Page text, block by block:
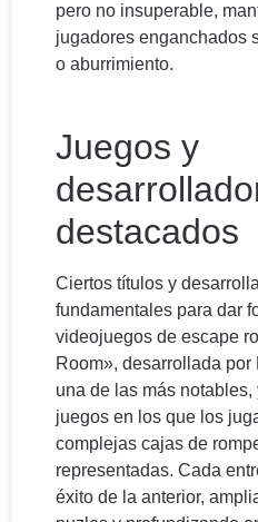
pero no insuperable,
jugadores enganchados
o aburrimiento.
Juegos y
destacados
Ciertos títulos y
fundamentales para dar
videojuegos de escape
Room», desarrollada por
una de las más
juegos en los que los
complejas cajas de
representadas. Cada
éxito de la anterior,